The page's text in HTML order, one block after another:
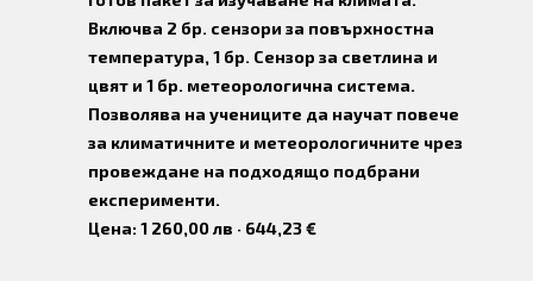
Включва 2 бр. сензори за повърхностна
температура, 1 бр. Сензор за светлина и
цвят и 1 бр. метеорологична система.
Позволява на учениците да научат повече
за климатичните и метеорологичните чрез
провеждане на подходящо подбрани
експерименти.
Цена: 1 260,00 лв · 644,23 €